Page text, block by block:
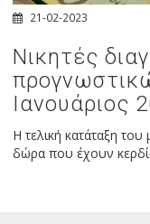
21-02-2023
Νικητές
Ιανουάριος
Η τελική κατάταξη του
δώρα που έχουν